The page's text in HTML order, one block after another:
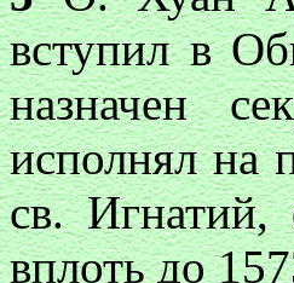
вступил в
назначен
исполнял на
св.
вплоть до